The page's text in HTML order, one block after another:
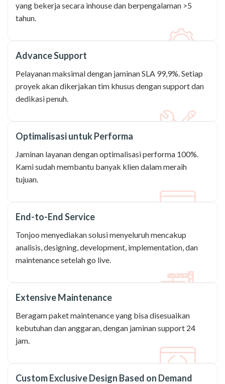
yang bekerja secara inhouse dan berpengalaman >5
tahun.
Advance Support
Pelayanan maksimal dengan jaminan SLA 99,9%. Setiap
proyek akan dikerjakan tim khusus dengan support dan
dedikasi penuh.
Optimalisasi untuk Performa
Jaminan layanan dengan optimalisasi performa 100%.
Kami sudah membantu banyak klien dalam meraih
tujuan.
End-to-End Service
Tonjoo menyediakan solusi menyeluruh mencakup
analisis, designing, development, implementation, dan
maintenance setelah go live.
Extensive Maintenance
Beragam paket maintenance yang bisa disesuaikan
kebutuhan dan anggaran, dengan jaminan support 24
jam.
Custom Exclusive Design Based on Demand